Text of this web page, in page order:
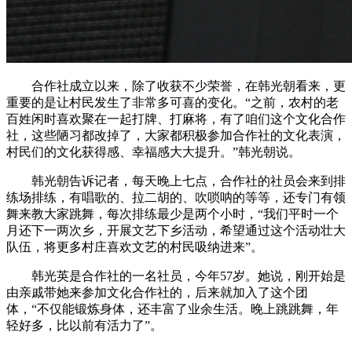
合作社成立以来，除了收获不少荣誉，在韩光朝看来，更
重要的是让村民发生了非常多可喜的变化。“之前，农村的老
百姓闲时喜欢聚在一起打牌、打麻将，有了咱们这个文化合作
社，这些陋习都改掉了，大家都积极参加合作社的文化表演，
村民们的文化获得感、幸福感大大提升。”韩光朝说。
韩光朝告诉记者，每天晚上七点，合作社的社员会来到排
练场排练，有唱歌的、拉二胡的、吹唢呐的等等，还专门有领
舞来教大家跳舞，每次排练最少是两个小时，“我们平时一个
月还下一两次乡，开展文艺下乡活动，希望通过这个活动壮大
队伍，将更多村庄喜欢文艺的村民吸纳进来”。
韩光英是合作社的一名社员，今年57岁。她说，刚开始是
由亲戚带她来参加文化合作社的，后来就加入了这个团
体，“不仅能锻炼身体，还丰富了业余生活。晚上跳跳舞，年
轻好多，比以前有活力了”。